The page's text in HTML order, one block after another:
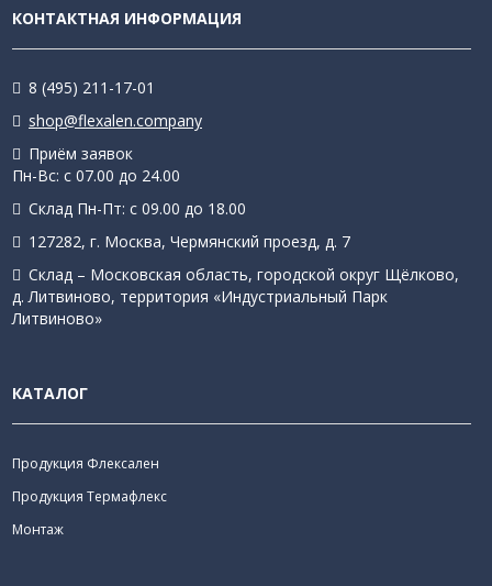
КОНТАКТНАЯ ИНФОРМАЦИЯ
8 (495) 211-17-01
shop@flexalen.company
Приём заявок
Пн-Вс: с 07.00 до 24.00
Склад Пн-Пт: с 09.00 до 18.00
127282, г. Москва, Чермянский проезд, д. 7
Склад – Московская область, городской округ Щёлково,
д. Литвиново, территория «Индустриальный Парк
Литвиново»
КАТАЛОГ
Продукция Флексален
Продукция Термафлекс
Монтаж